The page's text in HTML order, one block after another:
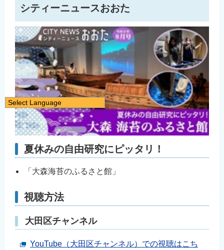
シティーニュースおおた
夏休みの自由研究にピッタリ！
「大森海苔のふるさと館」
視聴方法
大田区チャンネル
YouTube（大田区チャンネル）での視聴はこち
Select Language
日本語
English
简体中文
नेपाली
Filipino